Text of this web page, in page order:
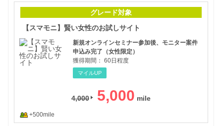
グレード対象
【スマモニ】賢い女性のお試しサイト
新規オンラインセミナー参加後、モニター案件
申込み完了（女性限定）
獲得期間： 60日程度
マイルUP
4,000 5,000
+500mile